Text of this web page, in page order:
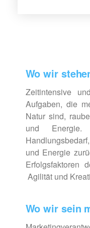
Wo wir
Zeitintensive
Aufgaben, die
Natur sind,
und Energie.
und Energie
Erfolgsfaktoren
Agilität und
Wo wir sein